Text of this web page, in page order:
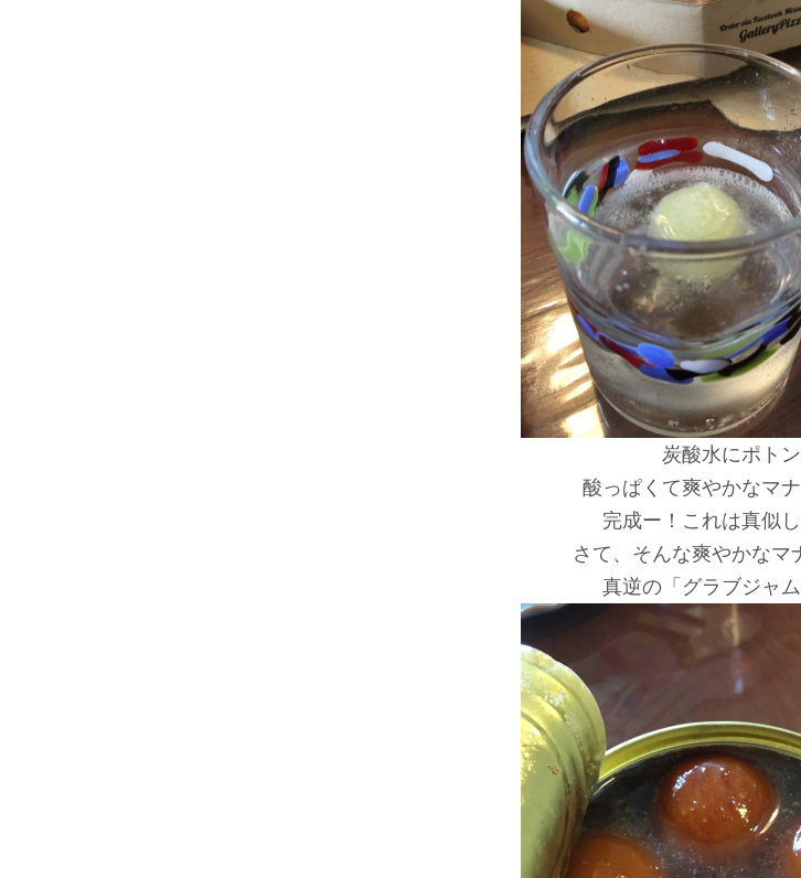
炭酸水にポトン
酸っぱくて爽やかなマ
完成ー！これは真似し
さて、そんな爽やかなマ
真逆の「グラブジャム